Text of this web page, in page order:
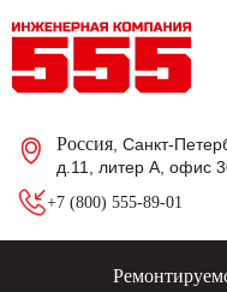
Россия , Санкт-
д.11, литер А, офис
+7 (800) 555-89-01